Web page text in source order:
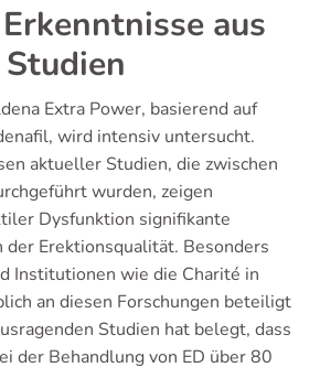
aus
Extra Power, basierend auf
wird intensiv untersucht.
aktueller Studien, die zwischen
wurden, zeigen
Dysfunktion signifikante
der Erektionsqualität. Besonders
Institutionen wie die Charité in
an diesen Forschungen beteiligt
Studien hat belegt, dass
der Behandlung von ED über 80